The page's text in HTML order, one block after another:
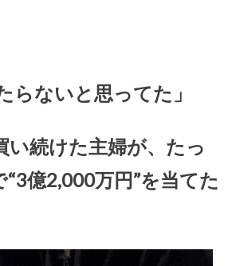
らないと思ってた」
い続けた主婦が、たっ
億2,000万円”を当てた